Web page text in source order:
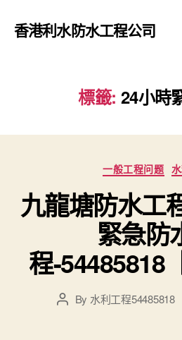
香港利水防水工程公司
標籤: 24小時
一般工程问题
九龍塘防水工
緊急防
程-54485818
PostBy 水利工程54485818